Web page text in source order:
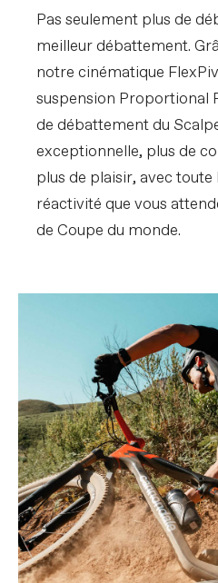
Pas seulement plus de
meilleur débattement.
notre cinématique
suspension Proportional
de débattement du
exceptionnelle, plus de
plus de plaisir, avec
réactivité que vous
de Coupe du monde.
Pneus
(F) Maxxis
Maxxis
COMPOSANTS
Guidon
Cannondale
31.8mm, 3°
Poignees
Cannondale
Selle
Prologo
Tige de selle
Cannondale
routing, 31.6,
VEUILLEZ NOTER QUE LES
SUJETTES A CHANGEMENT
SUR LA DISPONIBILITE DES
AUTRES FACTEURS.